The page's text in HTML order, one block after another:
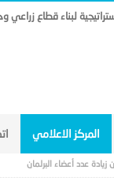
لبناء قطاع زراعي
المركز الاعلامي
عدد أعضاء البرلمان